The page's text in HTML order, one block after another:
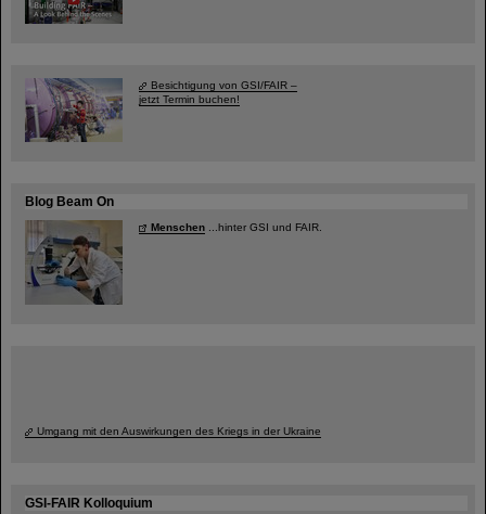
Besichtigung von GSI/FAIR –
jetzt Termin buchen!
Blog Beam On
Menschen ...hinter GSI und FAIR.
Umgang mit den Auswirkungen des Kriegs in der Ukraine
GSI-FAIR Kolloquium